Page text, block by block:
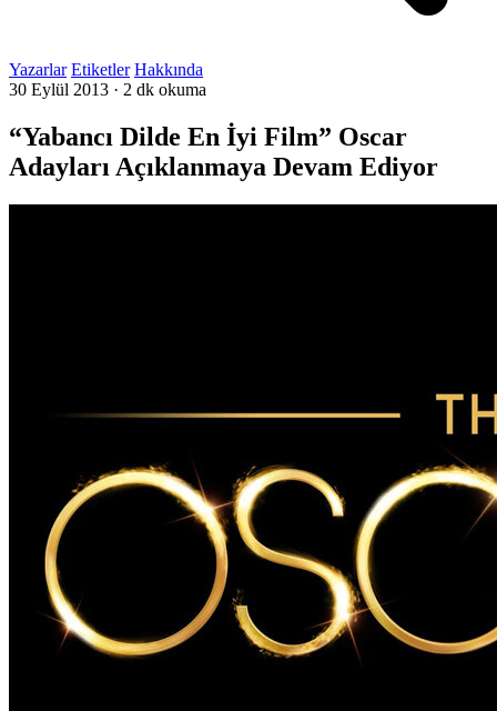
Yazarlar Etiketler Hakkında
30 Eylül 2013 · 2 dk okuma
“Yabancı Dilde En İyi Film” Oscar
Adayları Açıklanmaya Devam Ediyor